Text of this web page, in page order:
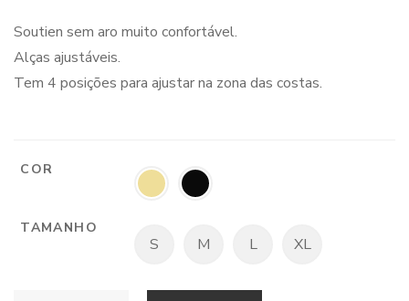
Soutien sem aro muito confortável.
Alças ajustáveis.
Tem 4 posições para ajustar na zona das costas.
COR
TAMANHO
S M L XL